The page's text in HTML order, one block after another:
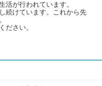
活が行われています。
続けています。これから先
ださい。